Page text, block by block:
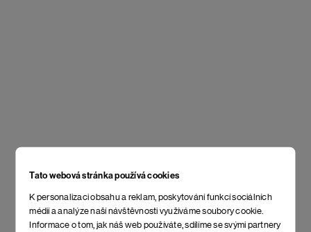
Tato webová stránka používá cookies
K personalizaci obsahu a reklam, poskytování funkcí sociálních
médií a analýze naší návštěvnosti využíváme soubory cookie.
Informace o tom, jak náš web používáte, sdílíme se svými partnery